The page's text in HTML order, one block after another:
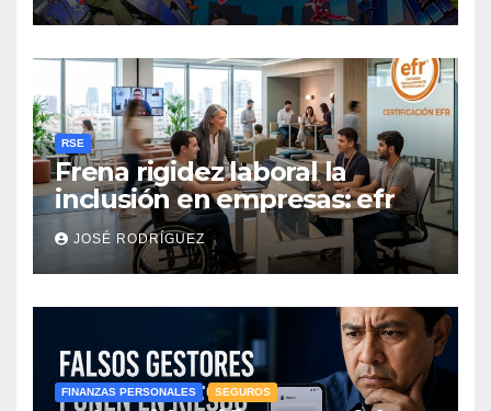
RSE
Frena rigidez laboral la
inclusión en empresas: efr
JOSÉ RODRÍGUEZ
FINANZAS PERSONALES SEGUROS